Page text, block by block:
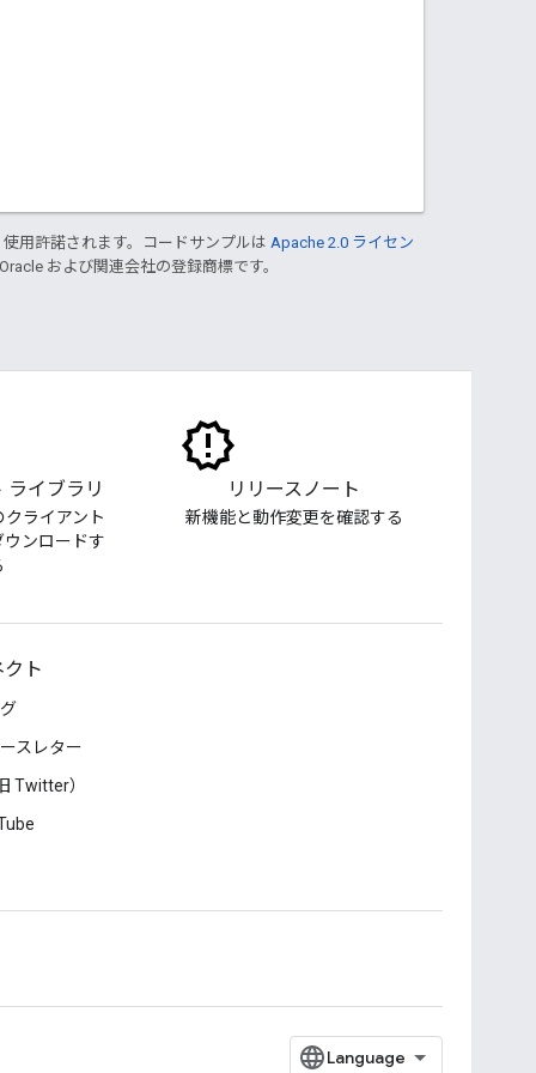
用許諾されます。コードサンプルは Apache 2.0 ライセン
および関連会社の登録商標です。
ライブラリ
ライアント
ンロードす
リリースノート
新機能と動作変更を確認する
ト
スレター
Twitter）